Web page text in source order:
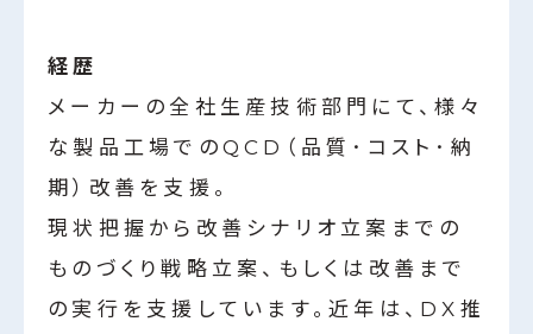
経歴
メーカーの全社生産技術部門にて、様々
な製品工場でのQCD（品質･コスト･納
期）改善を支援。
現状把握から改善シナリオ立案までの
ものづくり戦略立案、もしくは改善まで
の実行を支援しています。近年は、DX推